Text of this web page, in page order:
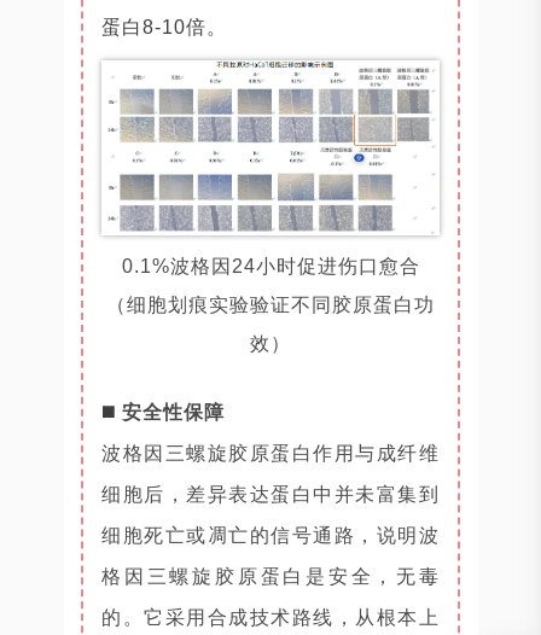
蛋白8-10倍。
0.1%波格因24小时促进伤口愈合
（细胞划痕实验验证不同胶原蛋白功
效）
◼️安全性保障
波格因三螺旋胶原蛋白作用与成纤维
细胞后，差异表达蛋白中并未富集到
细胞死亡或凋亡的信号通路，说明波
格因三螺旋胶原蛋白是安全，无毒
的。它采用合成技术路线，从根本上